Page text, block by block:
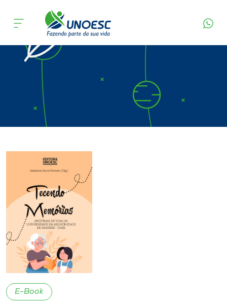
Cursos
Onde estamos
Atendimento ao Estudante
Unoesc
Internacionalização
I.nova
E-Book